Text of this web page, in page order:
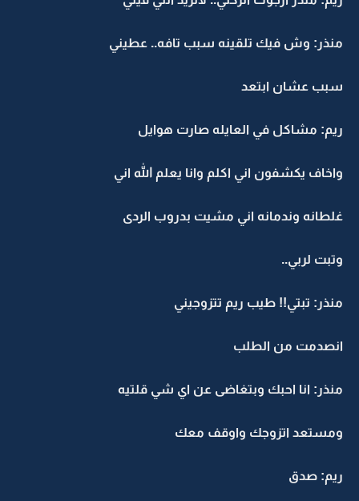
منذر: وش فيك تلقينه سبب تافه.. عطيني
سبب عشان ابتعد
ريم: مشاكل في العايله صارت هوايل
واخاف يكشفون اني اكلم وانا يعلم الله اني
غلطانه وندمانه اني مشيت بدروب الردى
وتبت لربي..
منذر: تبتي!! طيب ريم تتزوجيني
انصدمت من الطلب
منذر: انا احبك وبتغاضى عن اي شي قلتيه
ومستعد اتزوجك واوقف معك
ريم: صدق